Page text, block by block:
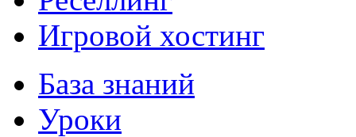
Игровой хостинг
База знаний
Уроки